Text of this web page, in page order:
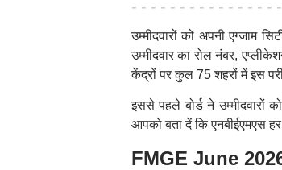
उम्मीदवारों को अपनी एग्जाम
उम्मीदवार का रोल नंबर,
केंद्रों पर कुल 75 शहरों में इस
इससे पहले बोर्ड ने
आपको बता दें कि एनबीईएमएस
FMGE June 2026: